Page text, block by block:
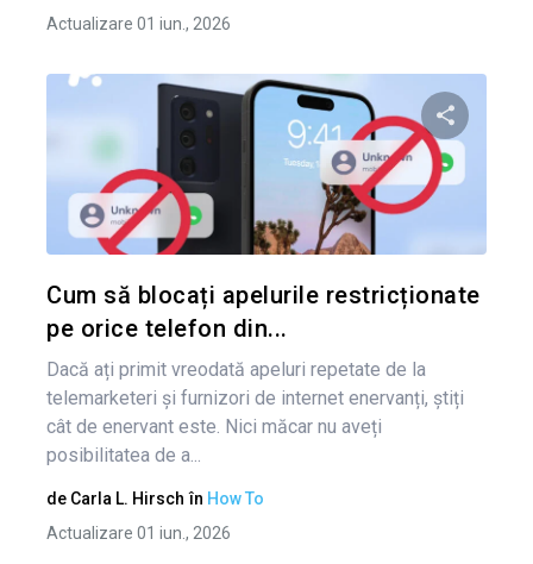
Actualizare 01 iun., 2026
Cum să blocați apelurile restricționate
pe orice telefon din...
Dacă ați primit vreodată apeluri repetate de la
telemarketeri și furnizori de internet enervanți, știți
cât de enervant este. Nici măcar nu aveți
posibilitatea de a...
de Carla L. Hirsch în How To
Actualizare 01 iun., 2026